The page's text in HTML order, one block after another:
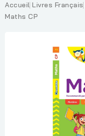
Accueil Livres Français
Maths CP